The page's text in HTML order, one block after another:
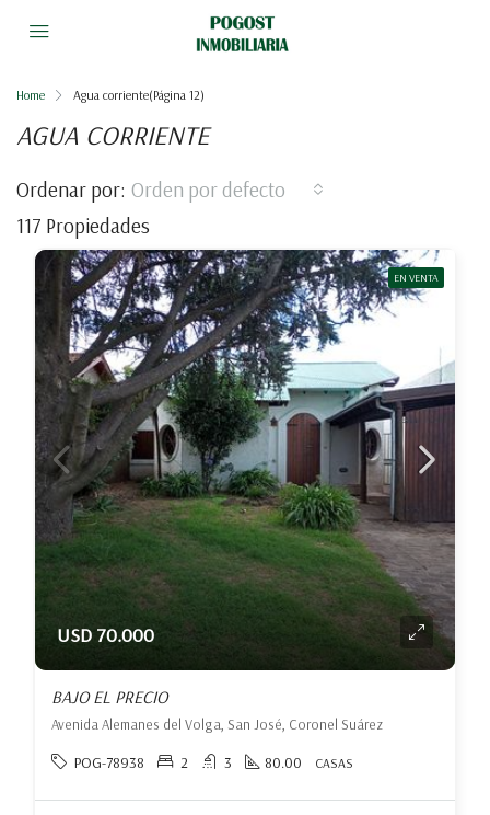
Home Agua corriente(Página 12)
AGUA CORRIENTE
117 Propiedades
Ordenar por: Orden por defecto
EN VENTA
USD 70.000
BAJO EL PRECIO
Avenida Alemanes del Volga, San José, Coronel Suárez
POG-78938 2 3 80.00 CASAS